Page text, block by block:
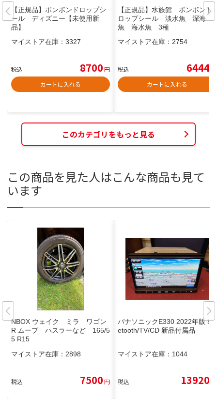
【正規品】ボンボンドロップシ
ール ディズニー【未使用新
品】
マイストア在庫： 3327
税込 8700円
カートに入れる
【正規品】水族館 ボンボンド
ロップシール 淡水魚 深海
魚 海水魚 3種
マイストア在庫： 2754
税込 6444
カートに入れる
このカテゴリをもっと見る
この商品を見た人はこんな商品も見て
います
NBOX ウェイク ミラ ワゴン
R ムーブ ハスラーなど 165/5
5 R15
マイストア在庫： 2898
税込 7500円
パナソニックE330 2022年版 blu
etooth/TV/CD 新品付属品
マイストア在庫： 1044
税込 13920